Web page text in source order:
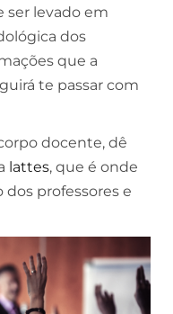
ser levado em
dos
que a
te passar com
docente, dê
lattes, que é onde
professores e